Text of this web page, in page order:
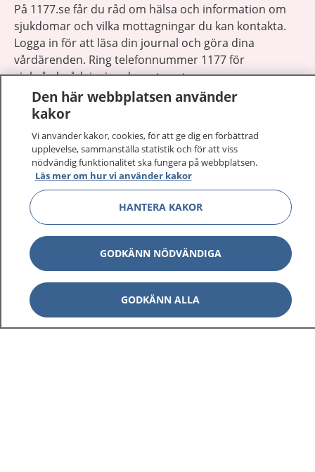
På 1177.se får du råd om hälsa och information om
sjukdomar och vilka mottagningar du kan kontakta.
Logga in för att läsa din journal och göra dina
vårdärenden. Ring telefonnummer 1177 för
sjukvårdsrådgivning dygnet runt.
1177 ger dig råd när du vill må bättre.
1177 på flera språk
Om 1177 Visa
Kontakt Visa
Behandling av personuppgifter
Den här webbplatsen använder
kakor
Vi använder kakor, cookies, för att ge dig en förbättrad
upplevelse, sammanställa statistik och för att viss
nödvändig funktionalitet ska fungera på webbplatsen.
Läs mer om hur vi använder kakor
HANTERA KAKOR
GODKÄNN NÖDVÄNDIGA
GODKÄNN ALLA